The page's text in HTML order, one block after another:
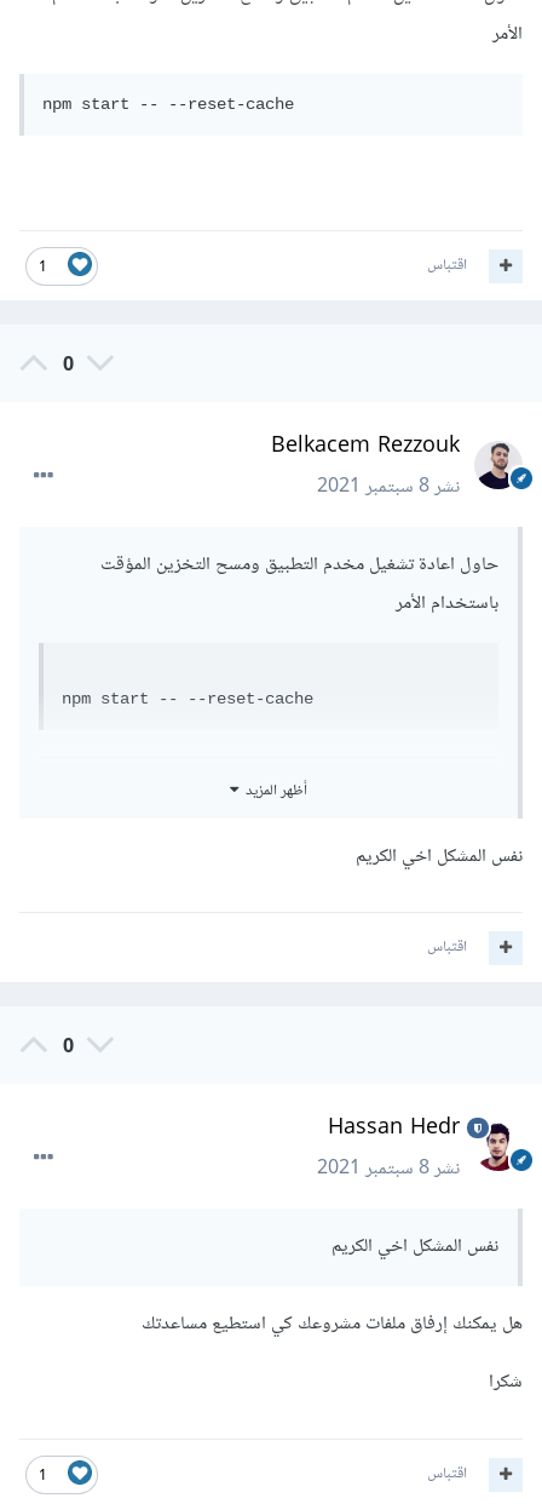
الأمر
npm start -- --reset-cache
1 اقتباس
0
Belkacem Rezzouk
نشر8 سبتمبر 2021
حاول اعادة تشغيل مخدم التطبيق ومسح التخزين المؤقت
باستخدام الأمر
npm start -- --reset-cache
أظهر المزيد
نفس المشكل اخي الكريم
اقتباس
0
Hassan Hedr
نشر8 سبتمبر 2021
نفس المشكل اخي الكريم
هل يمكنك إرفاق ملفات مشروعك كي استطيع مساعدتك
شكرا
1 اقتباس